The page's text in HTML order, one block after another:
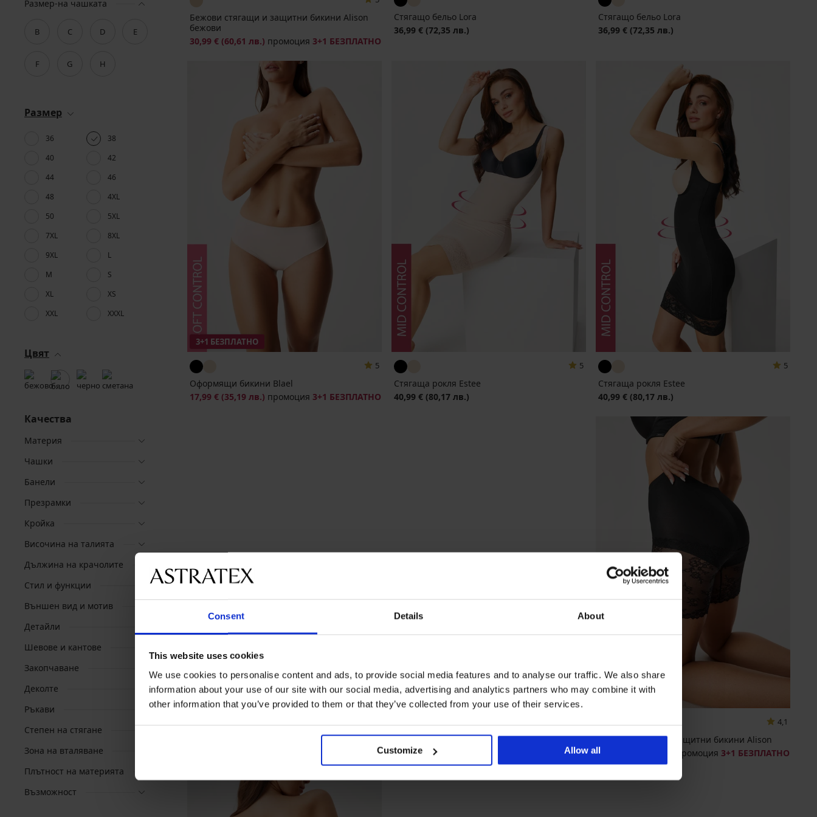
Consent Details About
This website uses cookies
We use cookies to personalise content and ads, to provide social media features and to analyse our traffic. We also share
information about your use of our site with our social media, advertising and analytics partners who may combine it with
other information that you’ve provided to them or that they’ve collected from your use of their services.
Customize Allow all
Размер-на чашката
B C D E
F G H
Размер
36
38
40
42
44
46
48
4XL
50
5XL
7XL
8XL
9XL
L
M
S
XL
XS
XXL
XXXL
Цвят
Качества
Материя
Чашки
Банели
Презрамки
Кройка
Височина на талията
Дължина на крачолите
Стил и функции
Външен вид и мотив
Детайли
Шевове и кантове
Закопчаване
Деколте
Ръкави
Степен на стягане
Зона на вталяване
Плътност на материята
Възможност
Бежови стягащи и защитни бикини Alison
бежови
30,99 € (60,61 лв.) промоция 3+1 БЕЗПЛАТНО
Стягащо бельо Lora
36,99 € (72,35 лв.)
Стягащо бельо Lora
36,99 € (72,35 лв.)
3+1 БЕЗПЛАТНО
5
Оформящи бикини Blael
17,99 € (35,19 лв.) промоция 3+1 БЕЗПЛАТНО
5
Стягаща рокля Estee
40,99 € (80,17 лв.)
5
Стягаща рокля Estee
40,99 € (80,17 лв.)
4,1
Черни стягащи и защитни бикини Alison
30,99 €
промоция 3+1 БЕЗПЛАТНО